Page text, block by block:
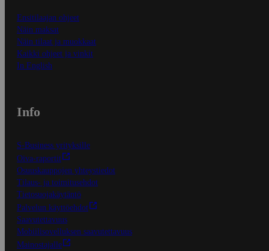
Ensitilaajan ohjeet
Näin maksat
Näin tilaat ja muokkaat
Kaikki ohjeet ja vinkit
In English
Info
S-Business yrityksille
Oiva-raportit
Osuuskauppojen yhteystiedot
Tilaus- ja toimitusehdot
Tietosuojakäytäntö
Palvelun käyttöehdot
Saavutettavuus
Mobiilisovelluksen saavutettavuus
Mainostajalle